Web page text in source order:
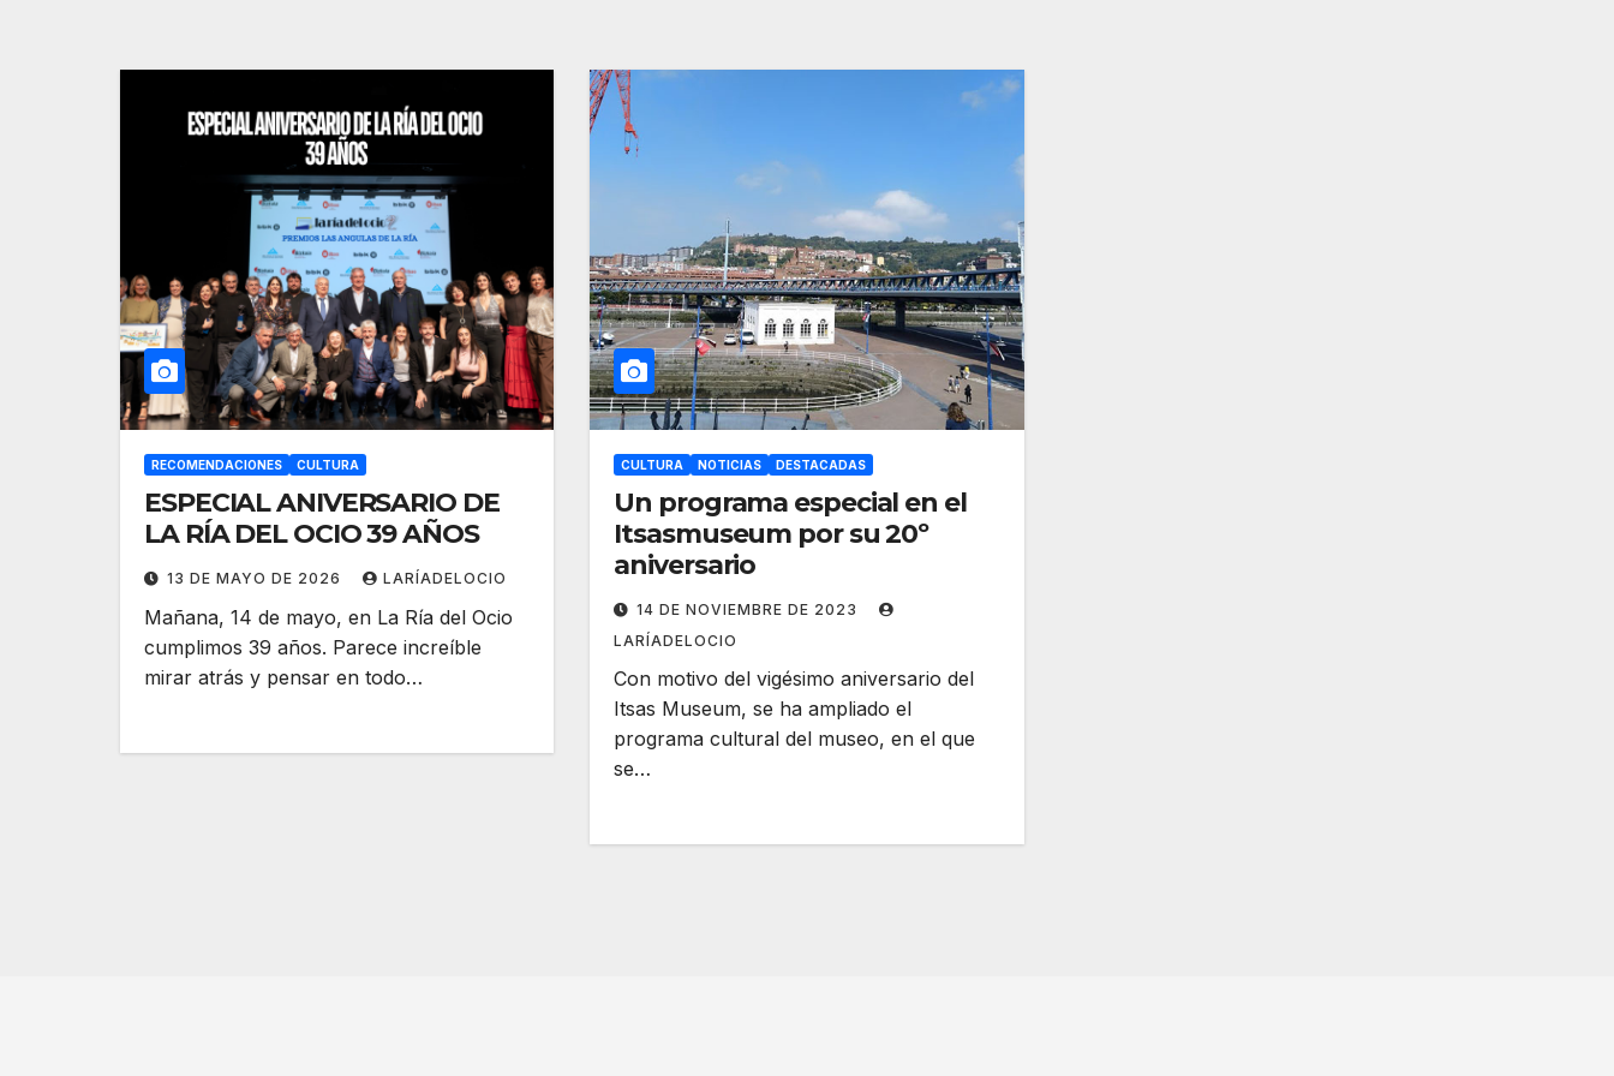
RECOMENDACIONES CULTURA
ESPECIAL ANIVERSARIO DE
LA RÍA DEL OCIO 39 AÑOS
13 DE MAYO DE 2026 LARÍADELOCIO
Mañana, 14 de mayo, en La Ría del Ocio
cumplimos 39 años. Parece increíble
mirar atrás y pensar en todo…
CULTURA NOTICIAS DESTACADAS
Un programa especial en el
Itsasmuseum por su 20º
aniversario
14 DE NOVIEMBRE DE 2023
LARÍADELOCIO
Con motivo del vigésimo aniversario del
Itsas Museum, se ha ampliado el
programa cultural del museo, en el que
se…